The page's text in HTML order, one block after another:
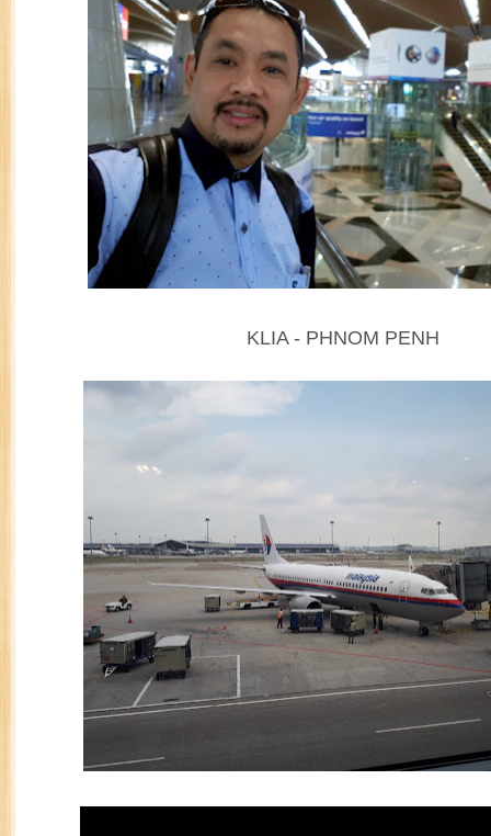
KLIA - PHNOM PENH